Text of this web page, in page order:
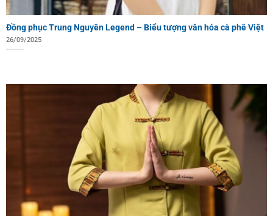
Đồng phục Trung Nguyên Legend – Biểu tượng văn hóa cà phê Việt
26/09/2025